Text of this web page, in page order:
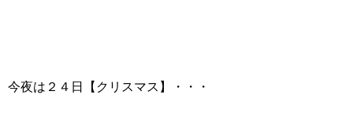
今夜は２４日【クリスマス】・・・